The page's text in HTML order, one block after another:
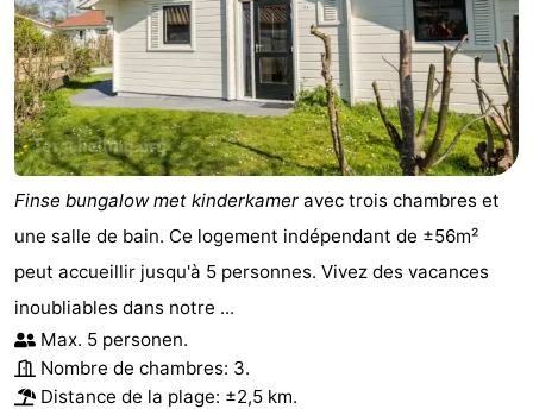
Finse bungalow met kinderkamer avec trois chambres et
une salle de bain. Ce logement indépendant de ±56m²
peut accueillir jusqu'à 5 personnes. Vivez des vacances
inoubliables dans notre ...
Max. 5 personen.
Nombre de chambres: 3.
Distance de la plage: ±2,5 km.